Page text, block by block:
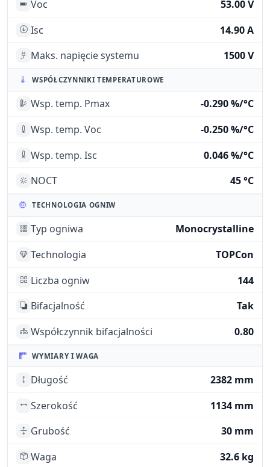
Voc
53.00 V
Isc
14.90 A
Maks. napięcie systemu
1500 V
WSPÓŁCZYNNIKI TEMPERATUROWE
Wsp. temp. Pmax
-0.290 %/°C
Wsp. temp. Voc
-0.250 %/°C
Wsp. temp. Isc
0.046 %/°C
NOCT
45 °C
TECHNOLOGIA OGNIW
Typ ogniwa
Monocrystalline
Technologia
TOPCon
Liczba ogniw
144
Bifacjalność
Tak
Współczynnik bifacjalności
0.80
WYMIARY I WAGA
Długość
2382 mm
Szerokość
1134 mm
Grubość
30 mm
Waga
32.6 kg